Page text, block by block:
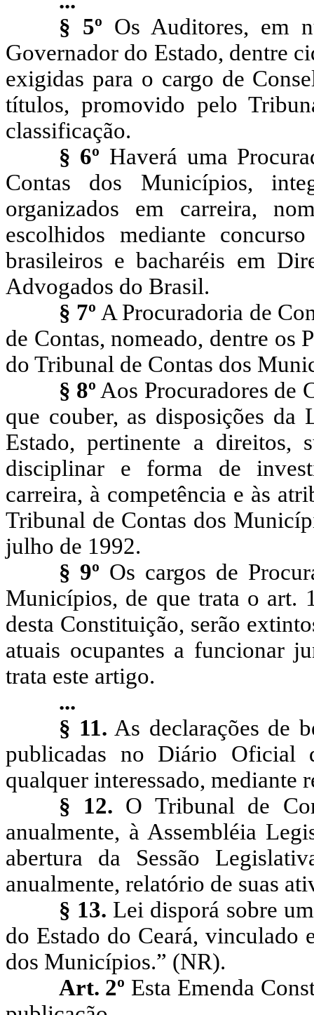
§ 5º Os Auditores, em
Governador do Estado, dentre
exigidas para o cargo de
títulos, promovido pelo
classificação.
§ 6º Haverá uma
Contas dos Municípios,
organizados em carreira,
escolhidos mediante
brasileiros e bacharéis em
Advogados do Brasil.
§ 7º A Procuradoria de
de Contas, nomeado, dentre os
do Tribunal de Contas dos
§ 8º Aos Procuradores de
que couber, as disposições
Estado, pertinente a direitos,
disciplinar e forma de
carreira, à competência e às
Tribunal de Contas dos
julho de 1992.
§ 9º Os cargos de
Municípios, de que trata o art.
desta Constituição, serão
atuais ocupantes a funcionar
trata este artigo.
...
§ 11. As declarações de
publicadas no Diário Oficial
qualquer interessado, mediante
§ 12. O Tribunal de
anualmente, à Assembléia
abertura da Sessão
anualmente, relatório de suas
§ 13. Lei disporá sobre
do Estado do Ceará, vinculado
dos Municípios.” (NR).
Art. 2º Esta Emenda